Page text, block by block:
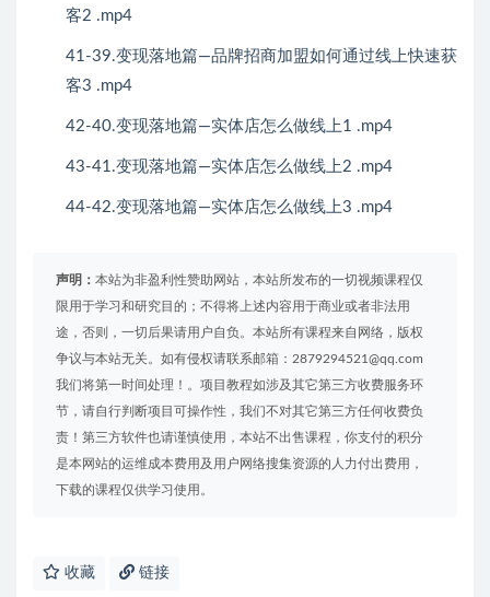
客2 .mp4
41-39.变现落地篇—品牌招商加盟如何通过线上快速获
客3 .mp4
42-40.变现落地篇—实体店怎么做线上1 .mp4
43-41.变现落地篇—实体店怎么做线上2 .mp4
44-42.变现落地篇—实体店怎么做线上3 .mp4
声明： 本站为非盈利性赞助网站，本站所发布的一切视频课程仅
限用于学习和研究目的；不得将上述内容用于商业或者非法用
途，否则，一切后果请用户自负。本站所有课程来自网络，版权
争议与本站无关。如有侵权请联系邮箱：2879294521@qq.com
我们将第一时间处理！。项目教程如涉及其它第三方收费服务环
节，请自行判断项目可操作性，我们不对其它第三方任何收费负
责！第三方软件也请谨慎使用，本站不出售课程，你支付的积分
是本网站的运维成本费用及用户网络搜集资源的人力付出费用，
下载的课程仅供学习使用。
收藏 链接